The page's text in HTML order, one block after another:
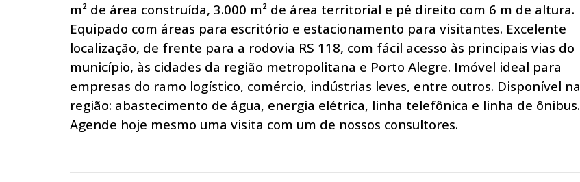
m² de área construída, 3.000 m² de área territorial e pé direito com 6 m de altura.
Equipado com áreas para escritório e estacionamento para visitantes. Excelente
localização, de frente para a rodovia RS 118, com fácil acesso às principais vias do
município, às cidades da região metropolitana e Porto Alegre. Imóvel ideal para
empresas do ramo logístico, comércio, indústrias leves, entre outros. Disponível na
região: abastecimento de água, energia elétrica, linha telefônica e linha de ônibus.
Agende hoje mesmo uma visita com um de nossos consultores.